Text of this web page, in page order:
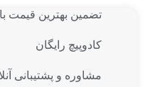
تضمین بهترین قیمت
کادوپیچ رایگان
مشاوره و پشتیبانی